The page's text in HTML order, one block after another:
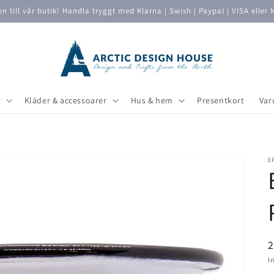
till vår butik! Handla tryggt med Klarna | Swish | Paypal | VISA eller
Kläder & accessoarer Hus & hem Presentkort